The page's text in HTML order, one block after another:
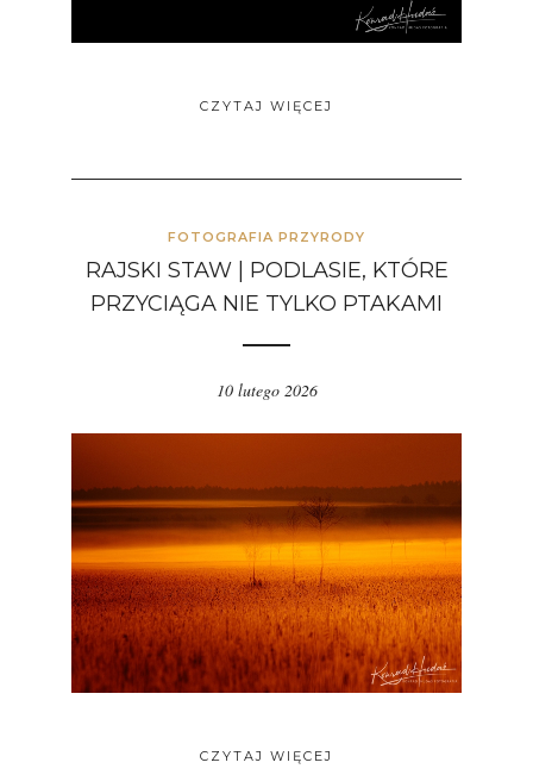
CZYTAJ WIĘCEJ
FOTOGRAFIA PRZYRODY
RAJSKI STAW | PODLASIE, KTÓRE
PRZYCIĄGA NIE TYLKO PTAKAMI
10 lutego 2026
CZYTAJ WIĘCEJ